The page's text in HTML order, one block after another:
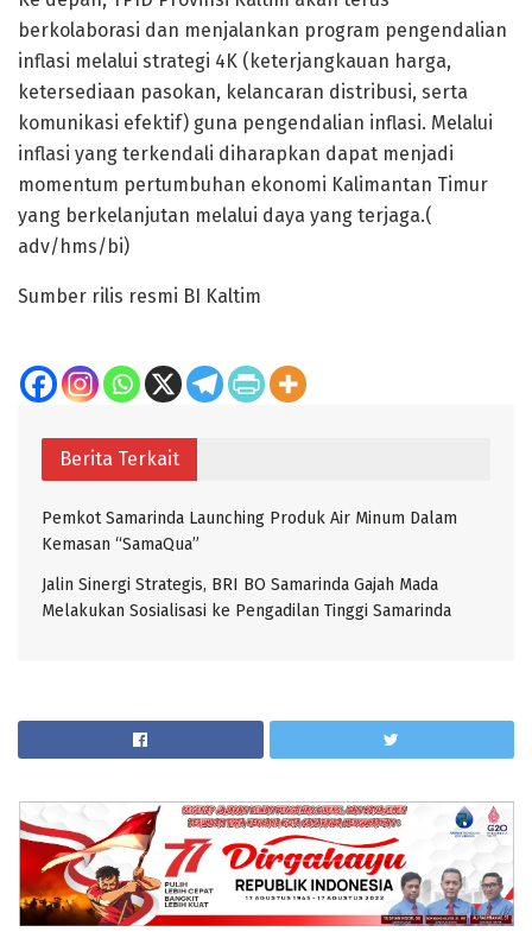
berkolaborasi dan menjalankan program pengendalian
inflasi melalui strategi 4K (keterjangkauan harga,
ketersediaan pasokan, kelancaran distribusi, serta
komunikasi efektif) guna pengendalian inflasi. Melalui
inflasi yang terkendali diharapkan dapat menjadi
momentum pertumbuhan ekonomi Kalimantan Timur
yang berkelanjutan melalui daya yang terjaga.(
adv/hms/bi)
Sumber rilis resmi BI Kaltim
Berita Terkait
Pemkot Samarinda Launching Produk Air Minum Dalam
Kemasan “SamaQua”
Jalin Sinergi Strategis, BRI BO Samarinda Gajah Mada
Melakukan Sosialisasi ke Pengadilan Tinggi Samarinda